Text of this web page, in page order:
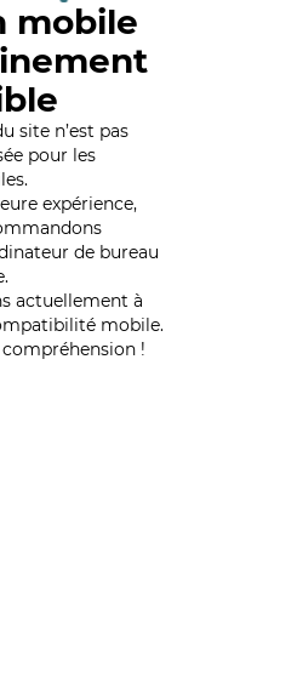
mobile
site n’est pas
pour les
expérience,
de bureau
actuellement à
mobile.
!